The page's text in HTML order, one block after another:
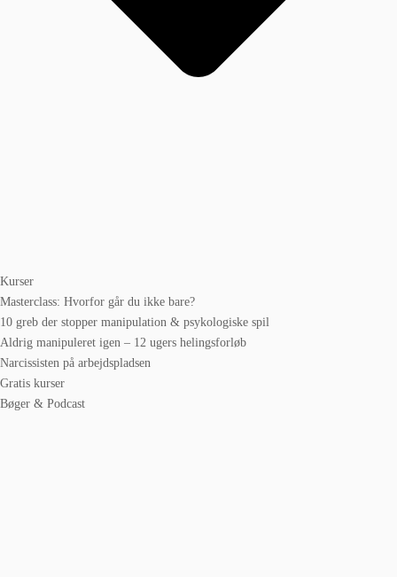
Kurser
Masterclass: Hvorfor går du ikke bare?
10 greb der stopper manipulation & psykologiske spil
Aldrig manipuleret igen – 12 ugers helingsforløb
Narcissisten på arbejdspladsen
Gratis kurser
Bøger & Podcast